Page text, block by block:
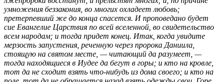
умножения беззакония, во многих охладеет любовь;
претерпевший же до конца спасется. И проповедано будет
сие Евангелие Царствия по всей вселенной, во свидетельство
всем народам; и тогда придет конец. Итак, когда увидите
мерзость запустения, реченную через пророка Даниила,
стоящую на святом месте, — читающий да разумеет, —
тогда находящиеся в Иудее да бегут в горы; и кто на кровле,
тот да не сходит взять что-нибудь из дома своего; и кто на